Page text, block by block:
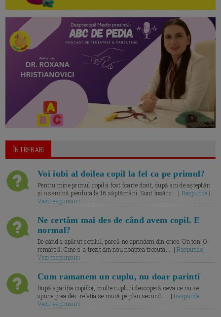
ÎNTREBARI
Voi iubi al doilea copil la fel ca pe primul?
Pentru mine primul copil a fost foarte dorit, după ani de așteptări
și o sarcină pierduta la 16 săptămâni. Sunt însărc... | Raspunde |
Vezi raspunsuri
Ne certăm mai des de când avem copil. E
normal?
De când a apărut copilul, parcă ne aprindem din orice. Un ton. O
remarcă. Cine s-a trezit din nou noaptea trecuta.... |Raspunde |
Vezi raspunsuri
Cum ramanem un cuplu, nu doar parinti
După apariția copiilor, multe cupluri descoperă ceva ce nu se
spune prea des: relația se mută pe plan secund. ... |Raspunde |
Vezi raspunsuri